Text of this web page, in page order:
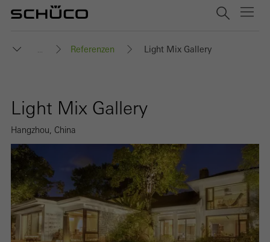
... Referenzen Light Mix Gallery
Light Mix Gallery
Hangzhou, China